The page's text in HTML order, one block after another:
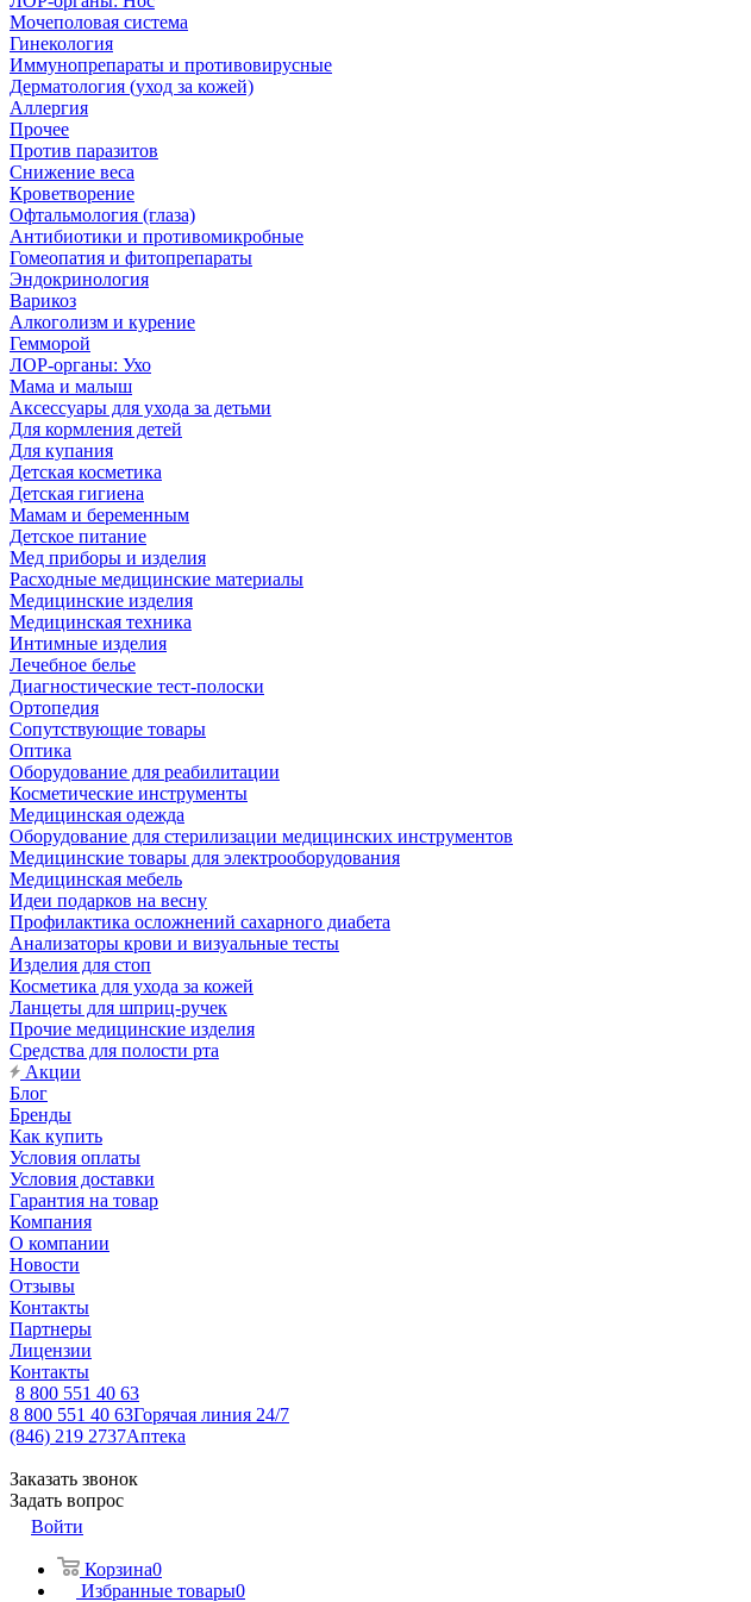
Мочеполовая система
Гинекология
Иммунопрепараты и противовирусные
Дерматология (уход за кожей)
Аллергия
Прочее
Против паразитов
Снижение веса
Кроветворение
Офтальмология (глаза)
Антибиотики и противомикробные
Гомеопатия и фитопрепараты
Эндокринология
Варикоз
Алкоголизм и курение
Гемморой
ЛОР-органы: Ухо
Мама и малыш
Аксессуары для ухода за детьми
Для кормления детей
Для купания
Детская косметика
Детская гигиена
Мамам и беременным
Детское питание
Мед приборы и изделия
Расходные медицинские материалы
Медицинские изделия
Медицинская техника
Интимные изделия
Лечебное белье
Диагностические тест-полоски
Ортопедия
Сопутствующие товары
Оптика
Оборудование для реабилитации
Косметические инструменты
Медицинская одежда
Оборудование для стерилизации медицинских инструментов
Медицинские товары для электрооборудования
Медицинская мебель
Идеи подарков на весну
Профилактика осложнений сахарного диабета
Анализаторы крови и визуальные тесты
Изделия для стоп
Косметика для ухода за кожей
Ланцеты для шприц-ручек
Прочие медицинские изделия
Средства для полости рта
Акции
Блог
Бренды
Как купить
Условия оплаты
Условия доставки
Гарантия на товар
Компания
О компании
Новости
Отзывы
Контакты
Партнеры
Лицензии
Контакты
8 800 551 40 63
8 800 551 40 63Горячая линия 24/7
(846) 219 2737Аптека
Заказать звонок
Задать вопрос
Войти
Корзина0
Избранные товары0